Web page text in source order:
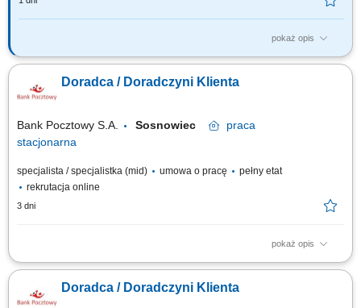
pokaż opis
Jakie będą Twoje zadania: Pozyskiwanie nowych klientów oraz
finansowych do potrzeb klientów. Wsparcie klientów w bankowości
codziennej, internetowej i mobilnej. Aktywna sprzedaż produktów
Doradca / Doradczyni Klienta
Bank Pocztowy S.A. Sosnowiec
praca
stacjonarna
specjalista / specjalistka (mid) umowa o pracę
pełny etat
rekrutacja online
3 dni
pokaż opis
Twój zakres obowiązków diagnozowanie potrzeb i oczekiwań Klientów,
sprzedażowych, kształtowanie pozytywnego wizerunku Banku poprzez
wysoką jakość obsługi, operacyjna obsługa Klientów detalicznych,
Doradca / Doradczyni Klienta